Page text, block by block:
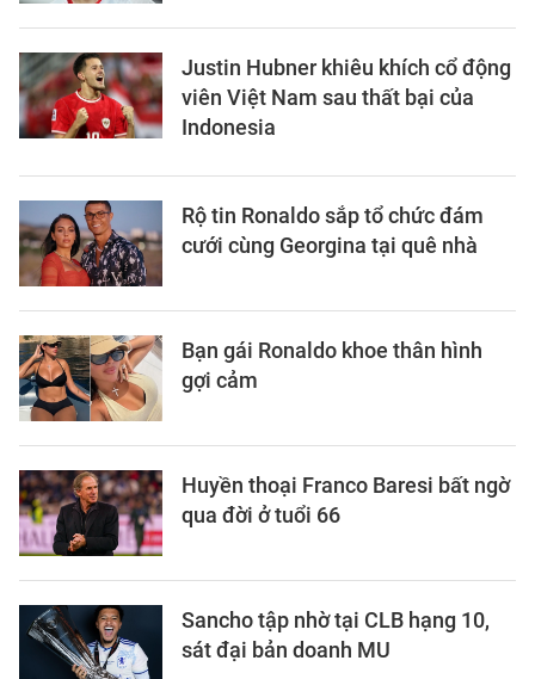
Justin Hubner khiêu khích cổ động
viên Việt Nam sau thất bại của
Indonesia
Rộ tin Ronaldo sắp tổ chức đám
cưới cùng Georgina tại quê nhà
Bạn gái Ronaldo khoe thân hình
gợi cảm
Huyền thoại Franco Baresi bất ngờ
qua đời ở tuổi 66
Sancho tập nhờ tại CLB hạng 10,
sát đại bản doanh MU